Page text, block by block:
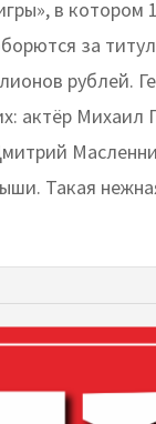
в котором
за
рублей.
актёр Михаил
Такая